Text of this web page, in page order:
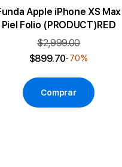
Apple iPhone XS Max
Piel Folio (PRODUCT)RED
$2,999.00
$899.70-70%
Comprar